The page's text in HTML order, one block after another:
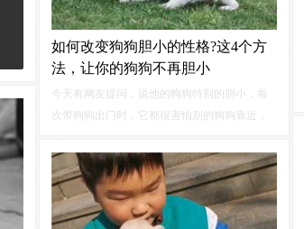
如何改变狗狗胆小的性格?这4个方
法，让你的狗狗不再胆小
今天有网友提问，说他的狗狗特别的胆小，每
次带狗狗出门时，它都很害怕别的狗狗靠近，
格 ~一种性格的形成既有先天的因素也有后天环
境的影响，所以改善狗狗性格的方法呢，当然
是有的。